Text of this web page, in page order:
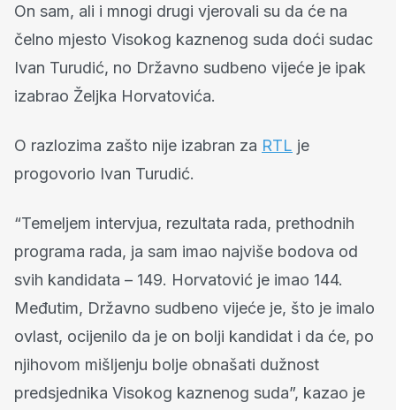
On sam, ali i mnogi drugi vjerovali su da će na
čelno mjesto Visokog kaznenog suda doći sudac
Ivan Turudić, no Državno sudbeno vijeće je ipak
izabrao Željka Horvatovića.
O razlozima zašto nije izabran za RTL je
progovorio Ivan Turudić.
“Temeljem intervjua, rezultata rada, prethodnih
programa rada, ja sam imao najviše bodova od
svih kandidata – 149. Horvatović je imao 144.
Međutim, Državno sudbeno vijeće je, što je imalo
ovlast, ocijenilo da je on bolji kandidat i da će, po
njihovom mišljenju bolje obnašati dužnost
predsjednika Visokog kaznenog suda”, kazao je